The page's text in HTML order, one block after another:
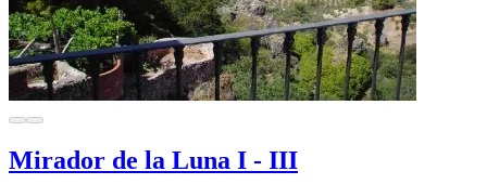
Mirador de la Luna I - III